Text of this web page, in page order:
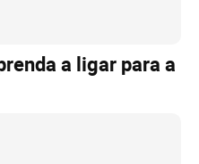
a ligar para a